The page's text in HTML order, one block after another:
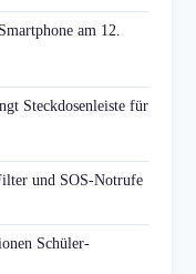
am 12.
Steckdosenleiste für
und SOS-Notrufe
Schüler-